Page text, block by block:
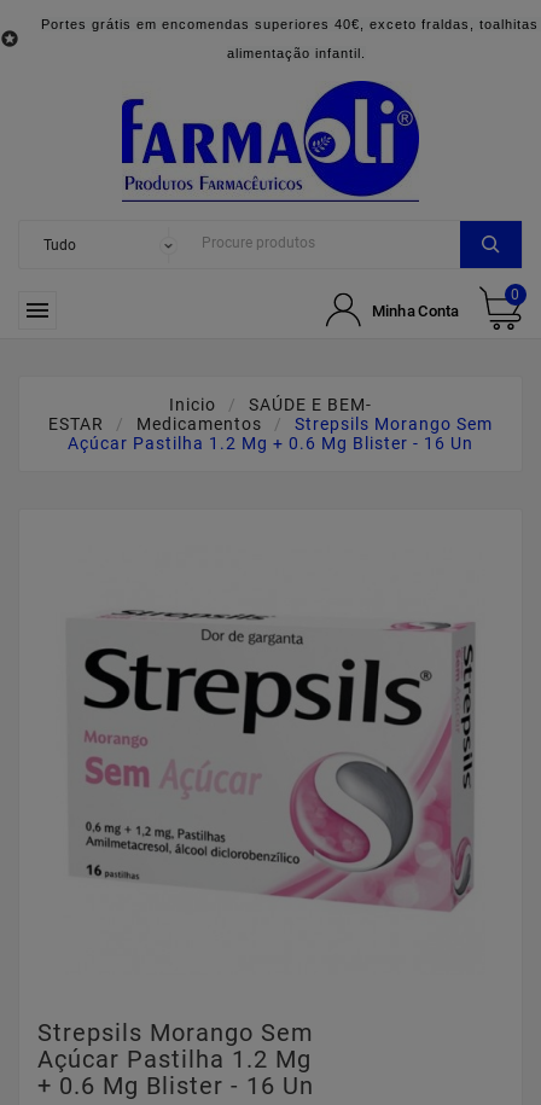

Portes grátis em encomendas superiores 40€, exceto fraldas, toalhitas
alimentação infantil.
 Minha Conta
0
Inicio
SAÚDE E BEM-
ESTAR
Medicamentos
Strepsils Morango Sem
Açúcar Pastilha 1.2 Mg + 0.6 Mg Blister - 16 Un
Strepsils Morango Sem
Açúcar Pastilha 1.2 Mg
+ 0.6 Mg Blister - 16 Un